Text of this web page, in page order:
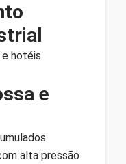
e hotéis
e
alta pressão